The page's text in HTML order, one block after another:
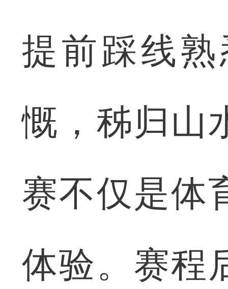
提前踩线
慨，秭归山
赛不仅是体
体验。赛程